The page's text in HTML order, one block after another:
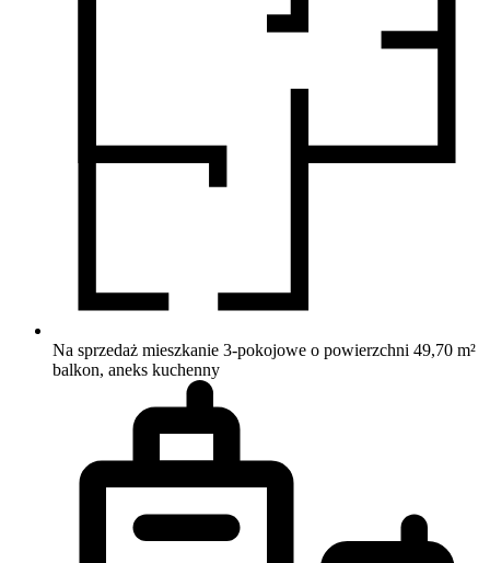
Na sprzedaż mieszkanie 3-pokojowe o powierzchni 49,70 m²
balkon, aneks kuchenny